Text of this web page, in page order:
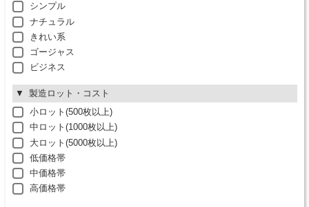
シンプル
ナチュラル
きれい系
ゴージャス
ビジネス
製造ロット・コスト
小ロット(500枚以上)
中ロット(1000枚以上)
大ロット(5000枚以上)
低価格帯
中価格帯
高価格帯